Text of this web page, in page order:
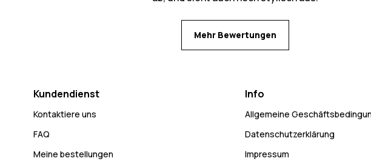
Mehr Bewertungen
Kundendienst
Kontaktiere uns
FAQ
Meine bestellungen
Info
Allgemeine
Datenschutzerklärung
Impressum